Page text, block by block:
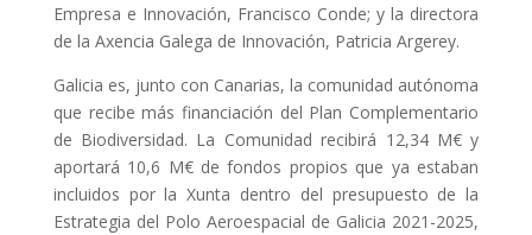
Empresa e Innovación, Francisco Conde; y la directora
de la Axencia Galega de Innovación, Patricia Argerey.
Galicia es, junto con Canarias, la comunidad autónoma
que recibe más financiación del Plan Complementario
de Biodiversidad. La Comunidad recibirá 12,34 M€ y
aportará 10,6 M€ de fondos propios que ya estaban
incluidos por la Xunta dentro del presupuesto de la
Estrategia del Polo Aeroespacial de Galicia 2021-2025,